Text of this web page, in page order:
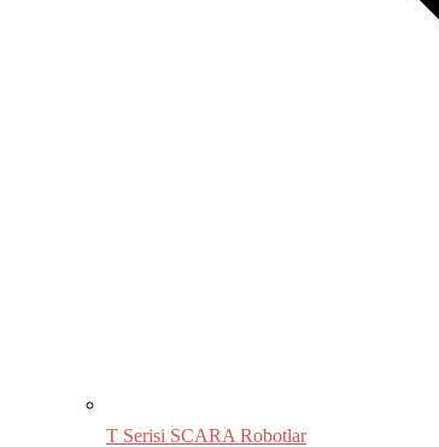
T Serisi SCARA Robotlar